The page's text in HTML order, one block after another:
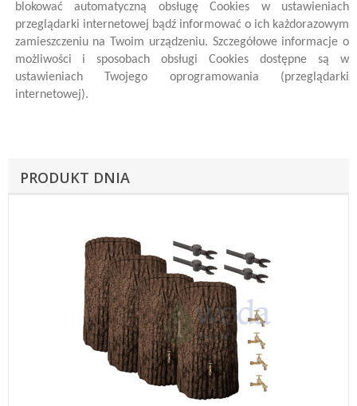
PRODUKT DNIA
blokować automatyczną obsługę Cookies w ustawieniach
przeglądarki internetowej bądź informować o ich każdorazowym
zamieszczeniu na Twoim urządzeniu. Szczegółowe informacje o
możliwości i sposobach obsługi Cookies dostępne są w
ustawieniach Twojego oprogramowania (przeglądarki
internetowej).